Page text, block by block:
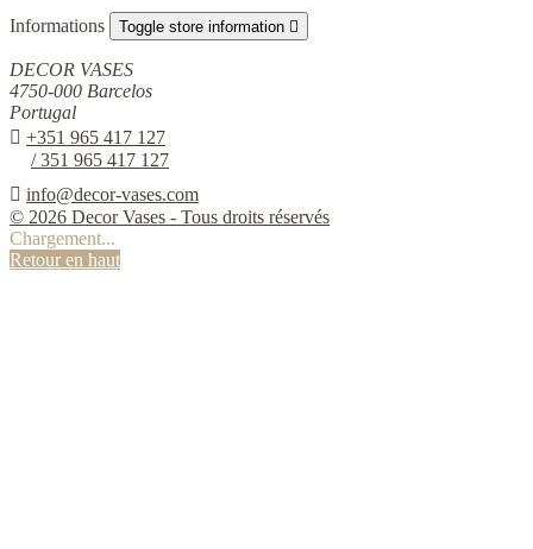
Informations Toggle store information 
DECOR VASES
4750-000 Barcelos
Portugal
 +351 965 417 127
/ 351 965 417 127
 info@decor-vases.com
© 2026 Decor Vases - Tous droits réservés
Chargement...
Retour en haut